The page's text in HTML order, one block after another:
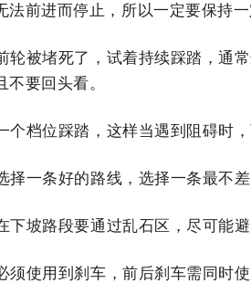
法前进而停止，所以一定要保持一
轮被堵死了，试着持续踩踏，通
不要回头看。
个档位踩踏，这样当遇到阻碍时，
择一条好的路线，选择一条最不
下坡路段要通过乱石区，尽可能
须使用到刹车，前后刹车需同时